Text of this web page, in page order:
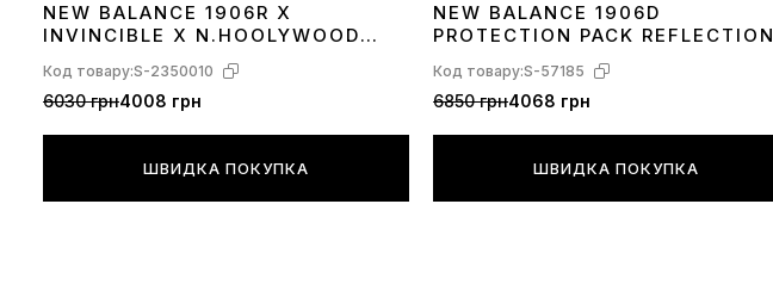
3738 3940414244 45
NEW BALANCE 1906R X
INVINCIBLE X N.HOOLYWOOD
GREY SWAN M1906RNI
Код товару:S-2350010
6030 грн4008 грн
ШВИДКА ПОКУПКА
3637 3839404142 4344 45
NEW BALANCE 1906D
PROTECTION PACK REFLECTION
Код товару:S-57185
6850 грн4068 грн
ШВИДКА ПОКУПКА